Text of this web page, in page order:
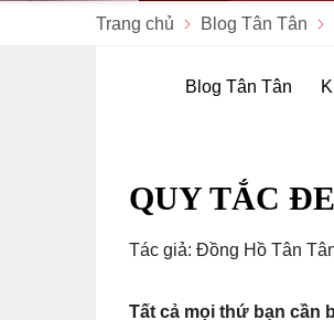
Trang chủ Blog Tân Tân
Blog Tân Tân
QUY TẮC
Tác giả: Đồng Hồ Tân
Tất cả mọi thứ bạn cần